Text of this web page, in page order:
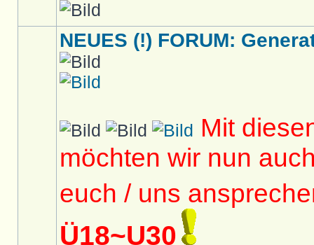
NEUES (!) FORUM:
Mit
möchten wir nun
euch / uns
Ü18~U30